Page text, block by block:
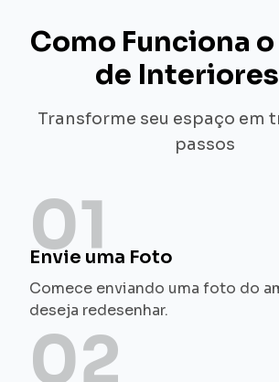
Como Funciona
de
Transforme seu espaço em
passos
01
Envie uma Foto
Comece enviando uma foto do
deseja redesenhar.
02